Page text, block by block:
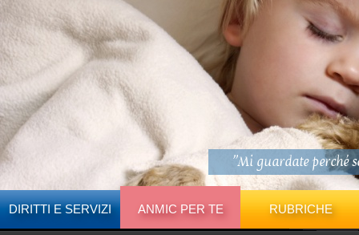
"Mi guardate perché
DIRITTI E SERVIZI ANMIC PER TE RUBRICHE